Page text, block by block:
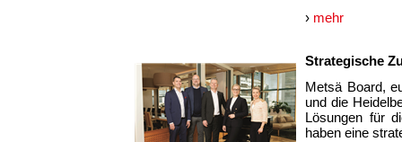
› mehr
Strategische
Metsä Board,
und die
Lösungen für
haben eine